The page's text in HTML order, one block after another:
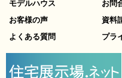
モデルハウス
お客様の声
よくある質問
お問
資料
プラ